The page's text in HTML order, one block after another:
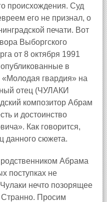
происхождения. Суд
его не признал, о
печати. Вот
Выборгского
от 8 октября 1991
в
гвардия» на
отец (ЧУЛАКИ
композитор Абрам
и достоинство
Как говорится,
данного сюжета.
родственником Абрама
поступках не
нечто позорящее
Странно. Просим